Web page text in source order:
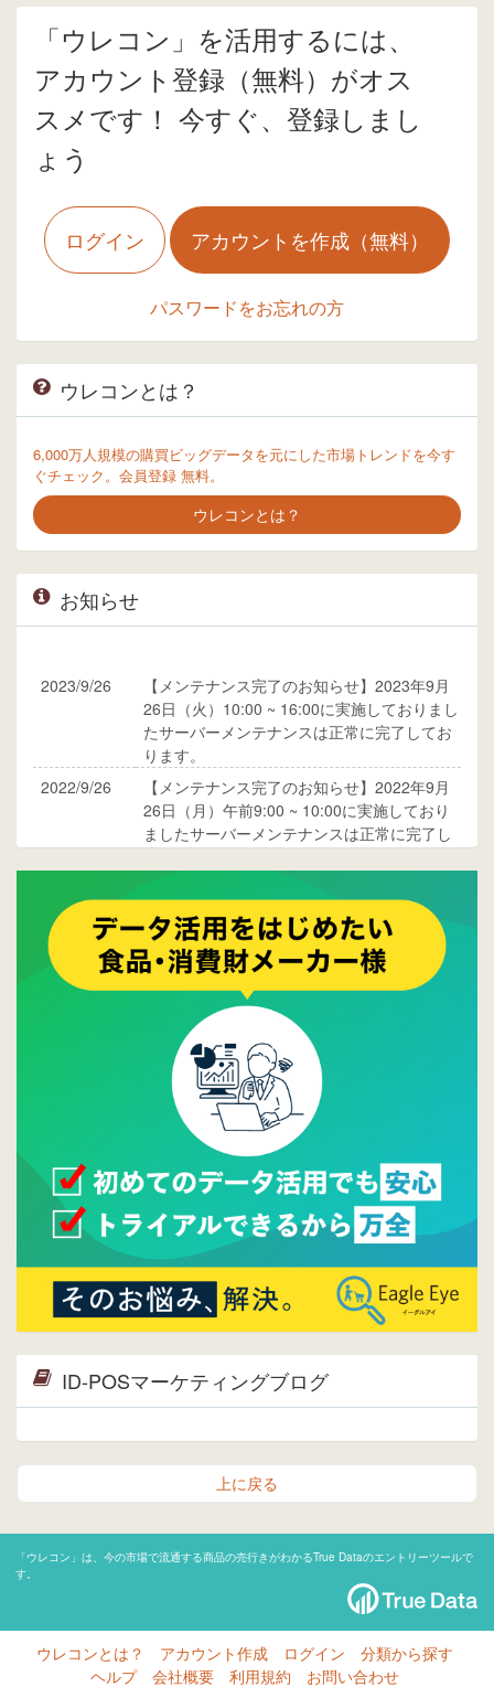
「ウレコン」を活用するには、
アカウント登録（無料）がオス
スメです！ 今すぐ、登録しまし
ょう
ログイン アカウントを作成（無料）
パスワードをお忘れの方
ウレコンとは？
6,000万人規模の購買ビッグデータを元にした市場トレンドを今す
ぐチェック。会員登録 無料。
ウレコンとは？
お知らせ
2023/9/26
【メンテナンス完了のお知らせ】2023年9月
26日（火）10:00 ~ 16:00に実施しておりまし
たサーバーメンテナンスは正常に完了してお
ります。
2022/9/26
【メンテナンス完了のお知らせ】2022年9月
26日（月）午前9:00 ~ 10:00に実施しており
ましたサーバーメンテナンスは正常に完了し
ご覧ください。
2015/10/19
ウレコンのサイト機能を大幅バージョンアッ
プ。詳細はこちら。⇒告知ページへ
2015/09/28
ウレコンが機能拡充し、サイトリニューアル
しました。⇒
ウレコンFacebook
Facebookページを開設しました。詳細は
ら。
ウレコンサイトリリースしました。
ID-POSマーケティングブログ
上に戻る
「ウレコン」は、今の市場で流通する商品の売行きがわかるTrue Dataのエントリーツールで
す。
ウレコンとは？ アカウント作成 ログイン
分類から探す
ヘルプ
会社概要 利用規約 お問い合わせ